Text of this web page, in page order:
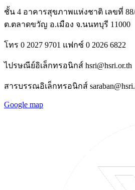
ชั้น 4 อาคารสุขภาพแห่งชาติ เลขที่
ต.ตลาดขวัญ อ.เมือง จ.นนทบุรี 11000
โทร 0 2027 9701 แฟกซ์ 0 2026 6822
ไปรษณีย์อิเล็กทรอนิกส์ hsri@hsri.or.th
สารบรรณอิเล็กทรอนิกส์
Google map